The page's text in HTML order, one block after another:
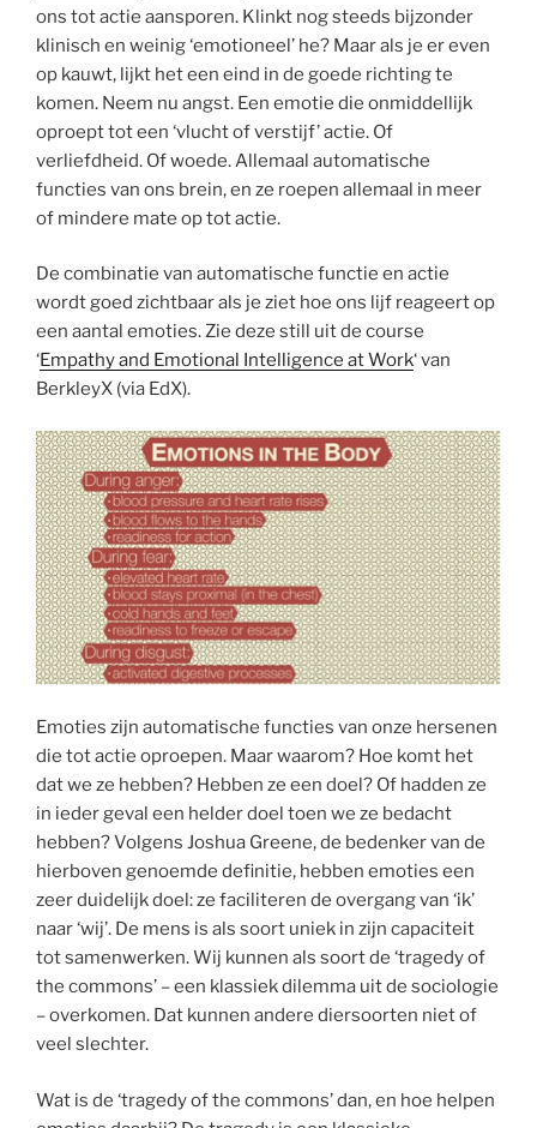
ons tot actie aansporen. Klinkt nog steeds bijzonder
klinisch en weinig ‘emotioneel’ he? Maar als je er even
op kauwt, lijkt het een eind in de goede richting te
komen. Neem nu angst. Een emotie die onmiddellijk
oproept tot een ‘vlucht of verstijf’ actie. Of
verliefdheid. Of woede. Allemaal automatische
functies van ons brein, en ze roepen allemaal in meer
of mindere mate op tot actie.
De combinatie van automatische functie en actie
wordt goed zichtbaar als je ziet hoe ons lijf reageert op
een aantal emoties. Zie deze still uit de course
‘Empathy and Emotional Intelligence at Work‘ van
BerkleyX (via EdX).
Emoties zijn automatische functies van onze hersenen
die tot actie oproepen. Maar waarom? Hoe komt het
dat we ze hebben? Hebben ze een doel? Of hadden ze
in ieder geval een helder doel toen we ze bedacht
hebben? Volgens Joshua Greene, de bedenker van de
hierboven genoemde definitie, hebben emoties een
zeer duidelijk doel: ze faciliteren de overgang van ‘ik’
naar ‘wij’. De mens is als soort uniek in zijn capaciteit
tot samenwerken. Wij kunnen als soort de ‘tragedy of
the commons’ – een klassiek dilemma uit de sociologie
– overkomen. Dat kunnen andere diersoorten niet of
veel slechter.
Wat is de ‘tragedy of the commons’ dan, en hoe helpen